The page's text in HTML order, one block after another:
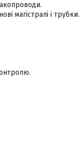
магістралі і трубки.